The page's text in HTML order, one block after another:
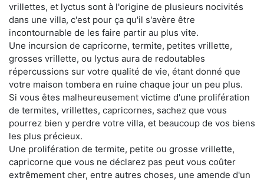
vrillettes, et lyctus sont à l'origine de plusieurs nocivités
dans une villa, c'est pour ça qu'il s'avère être
incontournable de les faire partir au plus vite.
Une incursion de capricorne, termite, petites vrillette,
grosses vrillette, ou lyctus aura de redoutables
répercussions sur votre qualité de vie, étant donné que
votre maison tombera en ruine chaque jour un peu plus.
Si vous êtes malheureusement victime d'une prolifération
de termites, vrillettes, capricornes, sachez que vous
pourrez bien y perdre votre villa, et beaucoup de vos biens
les plus précieux.
Une prolifération de termite, petite ou grosse vrillette,
capricorne que vous ne déclarez pas peut vous coûter
extrêmement cher, entre autres choses, une amende d'un